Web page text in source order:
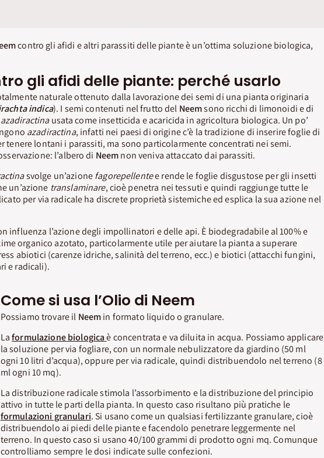
contro gli afidi e altri parassiti delle piante è un’ottima soluzione biologica,
gli afidi delle piante: perché usarlo
naturale ottenuto dalla lavorazione dei semi di una pianta originaria
indica). I semi contenuti nel frutto del Neemsono ricchi di limonoidi e di
azadiractinausata come insetticida e acaricida in agricoltura biologica. Un po’
azadiractina, infatti nei paesi di origine c’è la tradizione di inserire foglie di
tenere lontani i parassiti, ma sono particolarmente concentrati nei semi.
l’albero di Neemnon veniva attaccato dai parassiti.
svolge un’azionefagorepellentee rende le foglie disgustose per gli insetti
un’azione translaminare, cioè penetra nei tessuti e quindi raggiunge tutte le
per via radicale ha discrete proprietà sistemiche ed esplica la sua azione nel
influenza l’azione degli impollinatori e delle api. È biodegradabile al 100% e
organico azotato, particolarmente utile per aiutare la pianta a superare
abiotici (carenze idriche, salinità del terreno, ecc.) e biotici (attacchi fungini,
e radicali).
Come si usa l’Olio di Neem
Possiamo trovare il Neemin formato liquido o granulare.
Laformulazione biologica è concentrata e va diluita in acqua. Possiamo applicare
la soluzione per via fogliare, con un normale nebulizzatore da giardino (50 ml
ogni 10 litri d’acqua), oppure per via radicale, quindi distribuendolo nel terreno (8
ml ogni 10 mq).
La distribuzione radicale stimola l’assorbimento e la distribuzione del principio
attivo in tutte le parti della pianta. In questo caso risultano più pratiche le
formulazioni granulari. Si usano come un qualsiasi fertilizzante granulare, cioè
distribuendolo ai piedi delle piante e facendolo penetrare leggermente nel
terreno. In questo caso si usano 40/100 grammi di prodotto ogni mq. Comunque
controlliamo sempre le dosi indicate sulle confezioni.